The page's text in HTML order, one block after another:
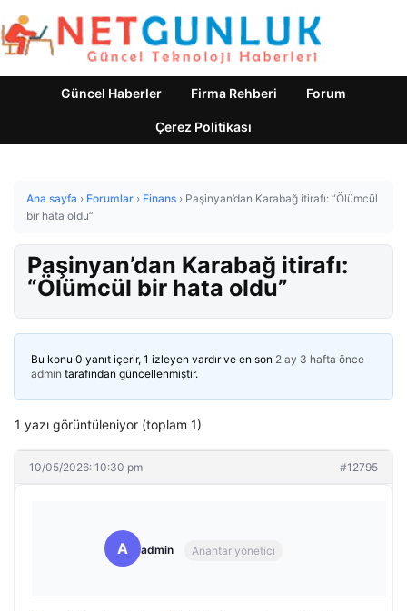
Güncel Haberler Firma Rehberi Forum
Çerez Politikası
Ana sayfa › Forumlar › Finans › Paşinyan’dan Karabağ itirafı: “Ölümcül
bir hata oldu”
Paşinyan’dan Karabağ itirafı:
“Ölümcül bir hata oldu”
Bu konu 0 yanıt içerir, 1 izleyen vardır ve en son 2 ay 3 hafta önce
admin tarafından güncellenmiştir.
1 yazı görüntüleniyor (toplam 1)
10/05/2026: 10:30 pm #12795
A admin Anahtar yönetici